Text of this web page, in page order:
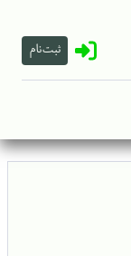
ثبت‌نام